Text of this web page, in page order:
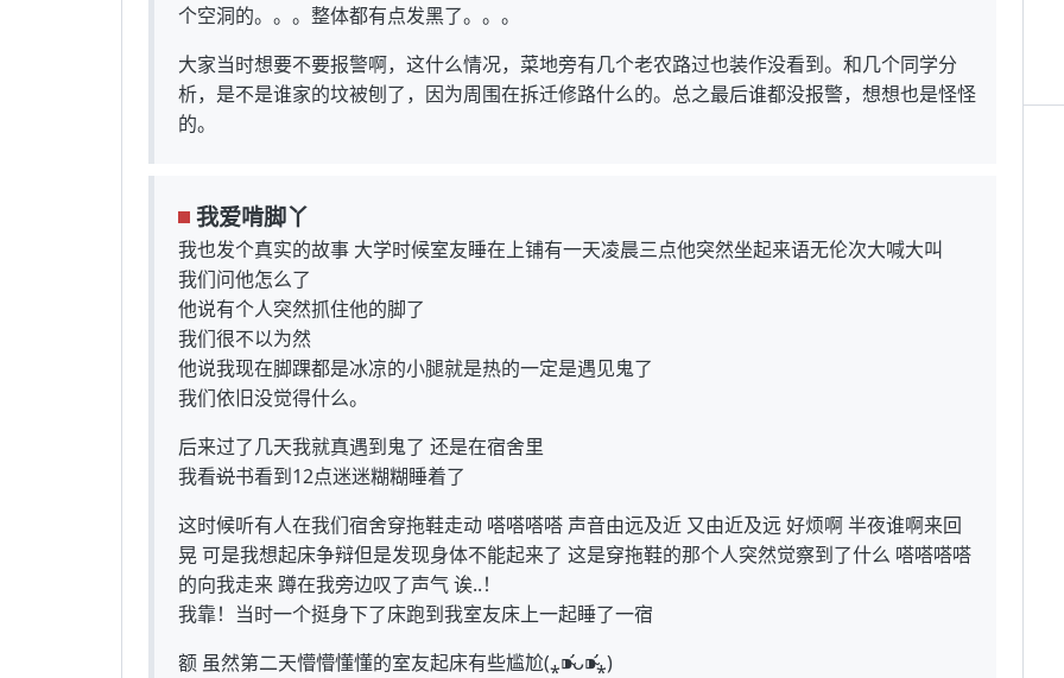
个空洞的。。。整体都有点发黑了。。。
大家当时想要不要报警啊，这什么情况，菜地旁有几个老农路过也装作没看到。和几个同学分
析，是不是谁家的坟被刨了，因为周围在拆迁修路什么的。总之最后谁都没报警，想想也是怪怪
的。
我爱啃脚丫
我也发个真实的故事 大学时候室友睡在上铺有一天凌晨三点他突然坐起来语无伦次大喊大叫
我们问他怎么了
他说有个人突然抓住他的脚了
我们很不以为然
他说我现在脚踝都是冰凉的小腿就是热的一定是遇见鬼了
我们依旧没觉得什么。
后来过了几天我就真遇到鬼了 还是在宿舍里
我看说书看到12点迷迷糊糊睡着了
这时候听有人在我们宿舍穿拖鞋走动 嗒嗒嗒嗒 声音由远及近 又由近及远 好烦啊 半夜谁啊来回
晃 可是我想起床争辩但是发现身体不能起来了 这是穿拖鞋的那个人突然觉察到了什么 嗒嗒嗒嗒
的向我走来 蹲在我旁边叹了声气 诶..！
我靠！当时一个挺身下了床跑到我室友床上一起睡了一宿
额 虽然第二天懵懵懂懂的室友起床有些尴尬(⁎⁍̴̛ᴗ⁍̴̛⁎)